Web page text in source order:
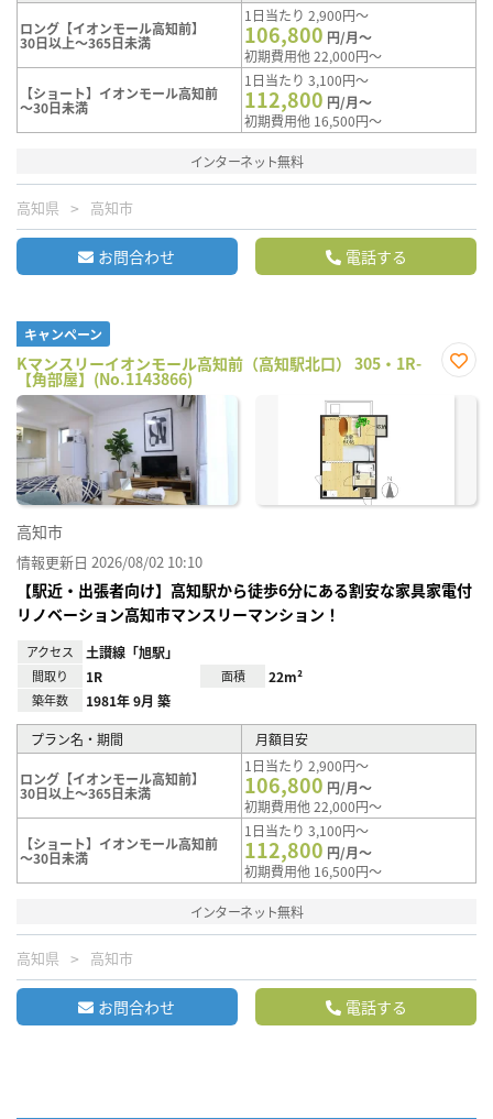
ロング【イオンモール高知前】
30日以上～365日未満
1日当たり 2,900円～
106,800 円/月～
初期費用他 22,000円～
【ショート】イオンモール高知前
～30日未満
1日当たり 3,100円～
112,800 円/月～
初期費用他 16,500円～
インターネット無料
高知県 高知市
お問合わせ 電話する
キャンペーン
Kマンスリーイオンモール高知前（高知駅北口） 305・1R-
【角部屋】(No.1143866)
に入
高知市
情報更新日 2026/08/02 10:10
【駅近・出張者向け】高知駅から徒歩6分にある割安な家具家電付
リノベーション高知市マンスリーマンション！
アクセス 土讃線「旭駅」
間取り 1R 面積 22m²
築年数 1981年 9月 築
プラン名・期間 月額目安
ロング【イオンモール高知前】
30日以上～365日未満
1日当たり 2,900円～
106,800 円/月～
初期費用他 22,000円～
【ショート】イオンモール高知前
～30日未満
1日当たり 3,100円～
112,800 円/月～
初期費用他 16,500円～
インターネット無料
高知県 高知市
お問合わせ 電話する